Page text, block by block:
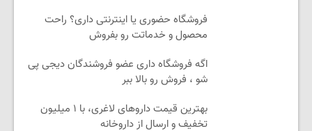
فروشگاه حضوری یا اینترنتی داری؟ راحت
محصول و خدماتت رو بفروش
اگه فروشگاه داری عضو فروشندگان دیجی پی
شو ، فروش رو بالا ببر
بهترین قیمت داروهای لاغری، با ۱ میلیون
تخفیف و ارسال از داروخانه‌